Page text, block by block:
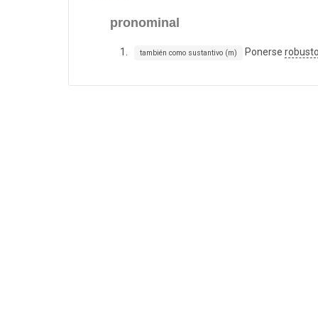
pronominal
también como sustantivo (m) Ponerse robusto